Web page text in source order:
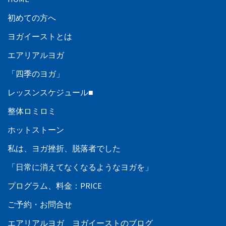
初めての方へ
ヨガイーストとは
エアリアルヨガ
「四季のヨガ」
レッスンスケジュール■
整体ロミロミ
ホットストーン
私は、ヨガ挫折、脱落者でした
「日常に消えてなくなるようなヨガを」
プログラム、料金：PRICE
ご予約・お問合せ
エアリアルヨガ ヨガイーストのブログ